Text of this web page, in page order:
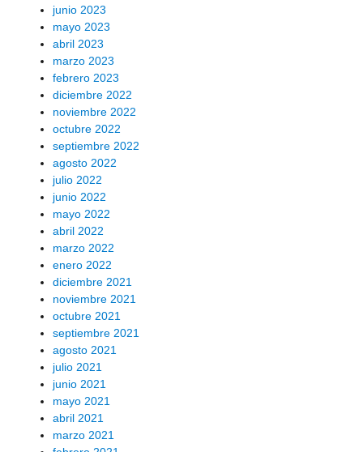
junio 2023
mayo 2023
abril 2023
marzo 2023
febrero 2023
diciembre 2022
noviembre 2022
octubre 2022
septiembre 2022
agosto 2022
julio 2022
junio 2022
mayo 2022
abril 2022
marzo 2022
enero 2022
diciembre 2021
noviembre 2021
octubre 2021
septiembre 2021
agosto 2021
julio 2021
junio 2021
mayo 2021
abril 2021
marzo 2021